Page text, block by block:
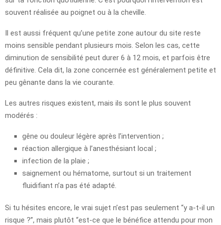
souvent réalisée au poignet ou à la cheville.
Il est aussi fréquent qu’une petite zone autour du site reste
moins sensible pendant plusieurs mois. Selon les cas, cette
diminution de sensibilité peut durer 6 à 12 mois, et parfois être
définitive. Cela dit, la zone concernée est généralement petite et
peu gênante dans la vie courante.
Les autres risques existent, mais ils sont le plus souvent
modérés :
gêne ou douleur légère après l’intervention ;
réaction allergique à l’anesthésiant local ;
infection de la plaie ;
saignement ou hématome, surtout si un traitement
fluidifiant n’a pas été adapté.
Si tu hésites encore, le vrai sujet n’est pas seulement “y a-t-il un
risque ?”, mais plutôt “est-ce que le bénéfice attendu pour mon